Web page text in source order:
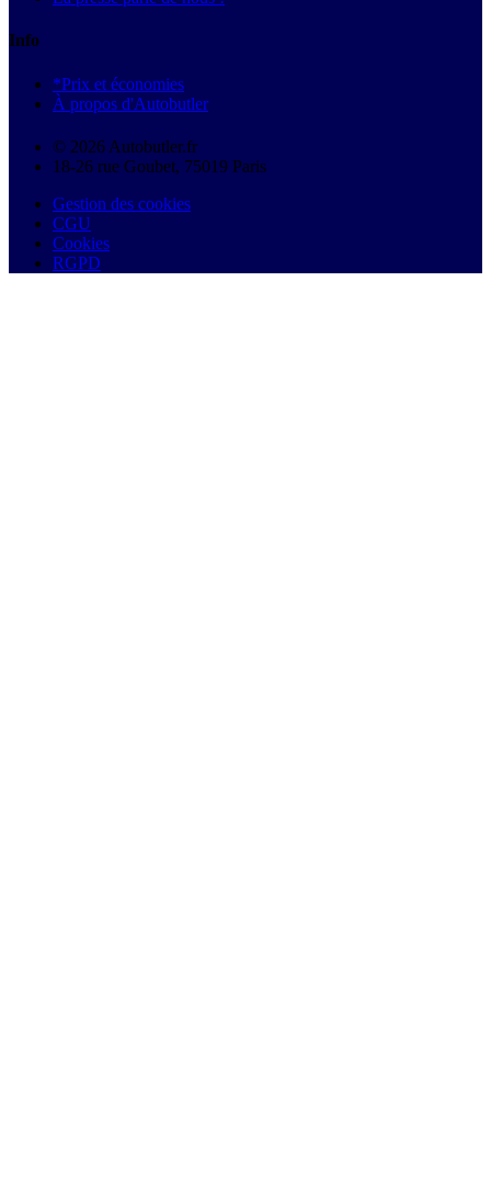
Info
*Prix et économies
À propos d'Autobutler
© 2026 Autobutler.fr
18-26 rue Goubet, 75019 Paris
Gestion des cookies
CGU
Cookies
RGPD